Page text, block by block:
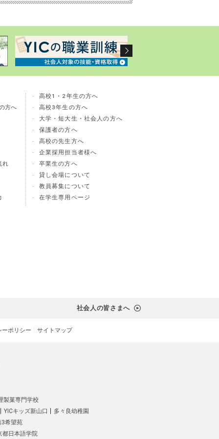
方へ
れ
高校1・2年生の方へ
高校3年生の方へ
大学・短大生・社会人の方へ
保護者の方へ
高校の先生方へ
企業採用担当者様へ
卒業生の方へ
貸し会場について
教員募集について
在学生専用ページ
社会人の皆さまへ
ーポリシー サイトマップ
製菓専門学校
YICキッズ新山口
多々良幼稚園
3希望苑
都日本語学院